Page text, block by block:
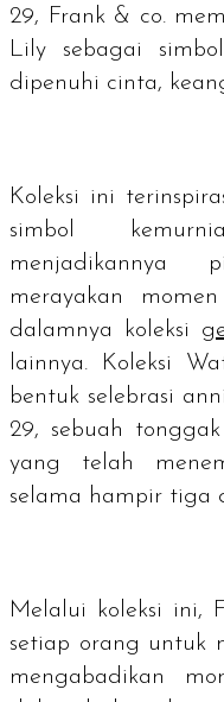
29, Frank & co.
Lily sebagai
dipenuhi cinta,
Koleksi ini
simbol
menjadikannya
merayakan
dalamnya koleksi
lainnya. Koleksi
bentuk selebrasi
29, sebuah
yang telah
selama hampir tiga
Melalui koleksi ini,
setiap orang untuk
mengabadikan